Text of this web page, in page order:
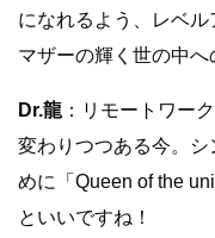
になれるよう、レベ
マザーの輝く世の中へ
Dr.龍 ：リモートワー
変わりつつある今。
めに「Queen of the
といいですね！